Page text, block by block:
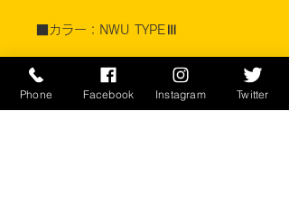
■カラー：NWU TYPEⅢ
素材 コットン50% ナイロン
50% リップストップ
Phone Facebook Instagram Twitter